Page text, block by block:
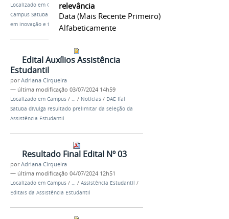
relevância
Data (mais Recente Primeiro)
Alfabeticamente
Localizado em Campus /…/Notícias
Campus Satuba encerra curso de Robótica com foco
em inovação e tecnologia
Edital Auxílios Assistência
Estudantil
porAdriana Cirqueira
— última modificação 03/07/2024 14h59
Localizado em Campus / … / Notícias / DAE Ifal
Satuba divulga resultado prelimitar da seleção da
Assistência Estudantil
Resultado Final Edital Nº 03
porAdriana Cirqueira
— última modificação 04/07/2024 12h51
Localizado em Campus / … / Assistência Estudantil /
Editais da Assistência Estudantil